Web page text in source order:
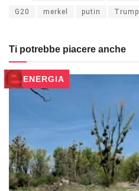
G20 merkel putin Trump
Ti potrebbe piacere anche
ENERGIA